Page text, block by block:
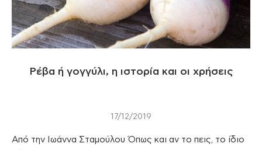
Ρέβα ή γογγύλι, η ιστορία και οι χρήσεις
17/12/2019
Από την Ιωάννα Σταμούλου Όπως και αν το πεις, το ίδιο